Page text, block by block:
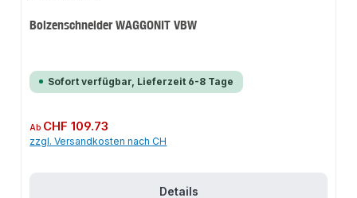
Bolzenschneider WAGGONIT VBW
Sofort verfügbar, Lieferzeit 6-8 Tage
Regulärer Preis:
Ab CHF 109.73
zzgl. Versandkosten nach CH
Details